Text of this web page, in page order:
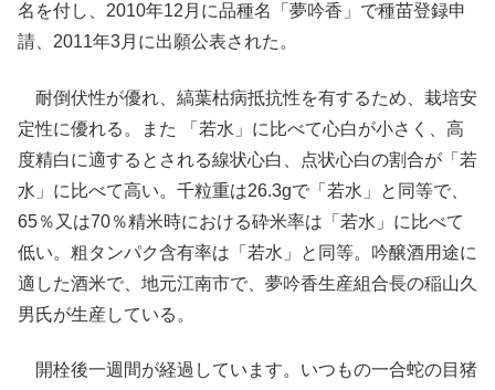
名を付し、2010年12月に品種名「夢吟香」で種苗登録申
請、2011年3月に出願公表された。
耐倒伏性が優れ、縞葉枯病抵抗性を有するため、栽培安
定性に優れる。また 「若水」に比べて心白が小さく、高
度精白に適するとされる線状心白、点状心白の割合が「若
水」に比べて高い。千粒重は26.3gで「若水」と同等で、
65％又は70％精米時における砕米率は「若水」に比べて
低い。粗タンパク含有率は「若水」と同等。吟醸酒用途に
適した酒米で、地元江南市で、夢吟香生産組合長の稲山久
男氏が生産している。
開栓後一週間が経過しています。いつもの一合蛇の目猪